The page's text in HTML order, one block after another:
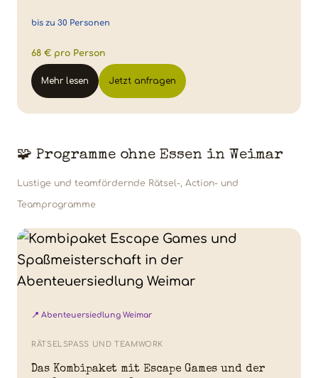
bis zu 30 Personen
68 € pro Person
Mehr lesen Jetzt anfragen
🧩 Programme ohne Essen in Weimar
Lustige und teamfördernde Rätsel-, Action- und
Teamprogramme
📍 Abenteuersiedlung Weimar
RÄTSELSPASS UND TEAMWORK
Das Kombipaket mit Escape Games und der